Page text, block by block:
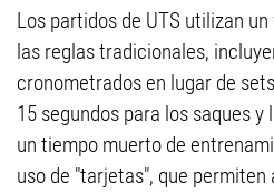
Los partidos de UTS utilizan
las reglas tradicionales,
cronometrados en lugar de
15 segundos para los saques
un tiempo muerto de
uso de "tarjetas", que